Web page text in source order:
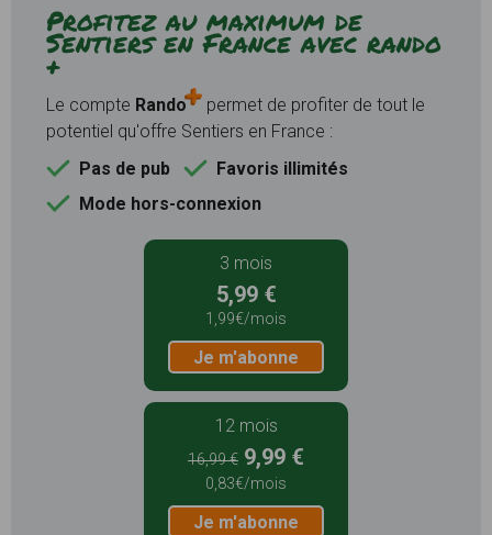
Profitez au maximum de
Sentiers en France avec rando
+
Le compte Rando
permet de profiter de tout le
potentiel qu'offre Sentiers en France :
Pas de pub
Favoris illimités
Mode hors-connexion
3 mois
5,99 €
1,99€/mois
Je m'abonne
12 mois
16,99 € 9,99 €
0,83€/mois
Je m'abonne